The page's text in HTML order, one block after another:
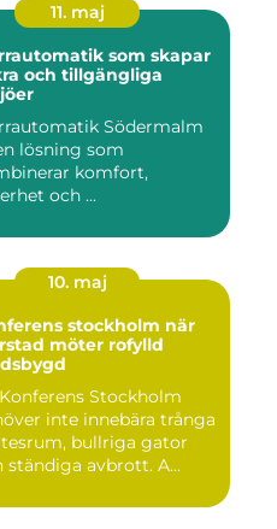
11. maj
som skapar
och tillgängliga
Södermalm
lösning som
komfort,
och ...
10. maj
stockholm när
möter rofylld
Stockholm
inte innebära trånga
bullriga gator
ständiga avbrott. A...